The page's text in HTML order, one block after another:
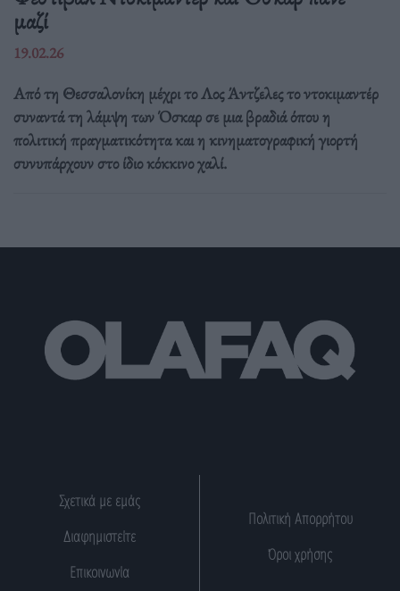
μαζί
19.02.26
Από τη Θεσσαλονίκη μέχρι το Λος Άντζελες το ντοκιμαντέρ
συναντά τη λάμψη των Όσκαρ σε μια βραδιά όπου η
πολιτική πραγματικότητα και η κινηματογραφική γιορτή
συνυπάρχουν στο ίδιο κόκκινο χαλί.
Σχετικά με εμάς
Διαφημιστείτε
Επικοινωνία
Πολιτική Απορρήτου
Όροι χρήσης